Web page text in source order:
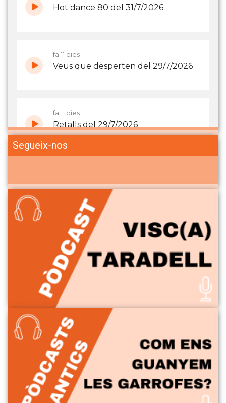
Segueix-nos